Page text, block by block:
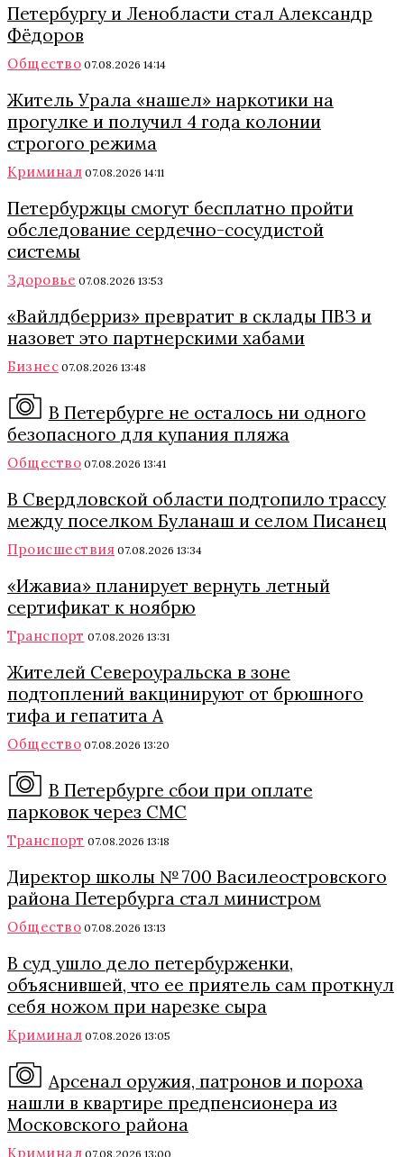
Петербургу и Ленобласти стал Александр
Фёдоров
Общество 07.08.2026 14:14
Житель Урала «нашел» наркотики на
прогулке и получил 4 года колонии
строгого режима
Криминал 07.08.2026 14:11
Петербуржцы смогут бесплатно пройти
обследование сердечно-сосудистой
системы
Здоровье 07.08.2026 13:53
«Вайлдберриз» превратит в склады ПВЗ и
назовет это партнерскими хабами
Бизнес 07.08.2026 13:48
В Петербурге не осталось ни одного
безопасного для купания пляжа
Общество 07.08.2026 13:41
В Свердловской области подтопило трассу
между поселком Буланаш и селом Писанец
Происшествия 07.08.2026 13:34
«Ижавиа» планирует вернуть летный
сертификат к ноябрю
Транспорт 07.08.2026 13:31
Жителей Североуральска в зоне
подтоплений вакцинируют от брюшного
тифа и гепатита А
Общество 07.08.2026 13:20
В Петербурге сбои при оплате
парковок через СМС
Транспорт 07.08.2026 13:18
Директор школы № 700 Василеостровского
района Петербурга стал министром
Общество 07.08.2026 13:13
В суд ушло дело петербурженки,
объяснившей, что ее приятель сам проткнул
себя ножом при нарезке сыра
Криминал 07.08.2026 13:05
Арсенал оружия, патронов и пороха
нашли в квартире предпенсионера из
Московского района
Криминал 07.08.2026 13:00